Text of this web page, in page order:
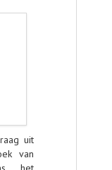
uit
van